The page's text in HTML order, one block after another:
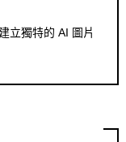
立獨特的 AI 圖片